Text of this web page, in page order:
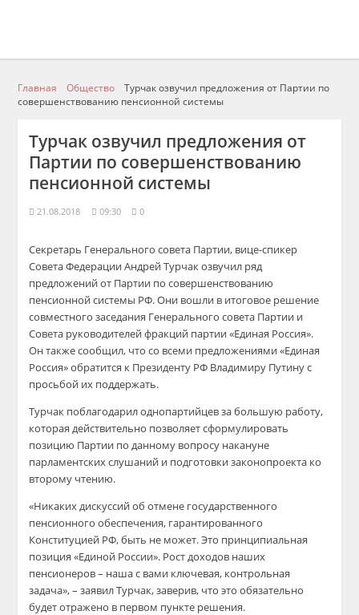
Главная Общество
Турчак озвучил предложения от Партии по
совершенствованию пенсионной системы
Турчак озвучил предложения от
Партии по совершенствованию
пенсионной системы
21.08.2018 09:30 0
Секретарь Генерального совета Партии, вице-спикер
Совета Федерации Андрей Турчак озвучил ряд
предложений от Партии по совершенствованию
пенсионной системы РФ. Они вошли в итоговое решение
совместного заседания Генерального совета Партии и
Совета руководителей фракций партии «Единая Россия».
Он также сообщил, что со всеми предложениями «Единая
Россия» обратится к Президенту РФ Владимиру Путину с
просьбой их поддержать.
Турчак поблагодарил однопартийцев за большую работу,
которая действительно позволяет сформулировать
позицию Партии по данному вопросу накануне
парламентских слушаний и подготовки законопроекта ко
второму чтению.
«Никаких дискуссий об отмене государственного
пенсионного обеспечения, гарантированного
Конституцией РФ, быть не может. Это принципиальная
позиция «Единой России». Рост доходов наших
пенсионеров – наша с вами ключевая, контрольная
задача», – заявил Турчак, заверив, что это обязательно
будет отражено в первом пункте решения.